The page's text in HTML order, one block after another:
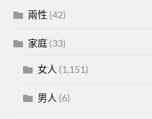
兩性 (42)
家庭 (33)
女人 (1,151)
男人 (6)